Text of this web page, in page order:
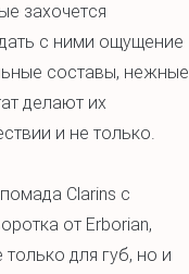
захочется
с ними ощущение
составы, нежные
делают их
и не только.
Clarins с
от Erborian,
для губ, но и